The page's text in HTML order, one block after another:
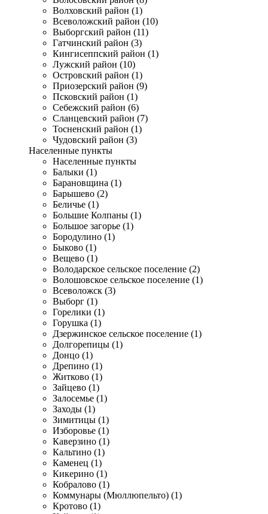
Волховский район (1)
Всеволожский район (10)
Выборгский район (11)
Гатчинский район (3)
Кингисеппский район (1)
Лужский район (10)
Островский район (1)
Приозерский район (9)
Псковский район (1)
Себежский район (6)
Сланцевский район (7)
Тосненский район (1)
Чудовский район (3)
Населенные пункты
Населенные пункты
Балыки (1)
Барановщина (1)
Барышево (2)
Беличье (1)
Большие Колпаны (1)
Большое загорье (1)
Бородулино (1)
Быково (1)
Вещево (1)
Володарское сельское поселение (2)
Волошовское сельское поселение (1)
Всеволожск (3)
Выборг (1)
Горелики (1)
Горушка (1)
Дзержинское сельское поселение (1)
Долгорепицы (1)
Донцо (1)
Дрепино (1)
Житково (1)
Зайцево (1)
Залосемье (1)
Заходы (1)
Зимитицы (1)
Изборовье (1)
Каверзино (1)
Кальтино (1)
Каменец (1)
Кикерино (1)
Кобралово (1)
Коммунары (Мюллюпельто) (1)
Кротово (1)